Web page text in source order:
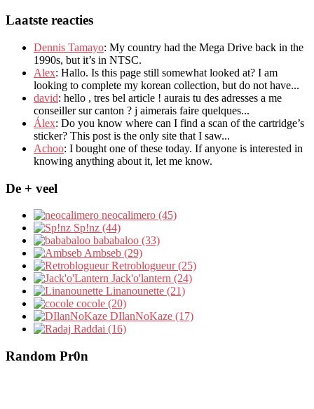
Laatste reacties
Dennis Tamayo: My country had the Mega Drive back in the
1990s, but it’s in NTSC.
Alex: Hallo. Is this page still somewhat looked at? I am
looking to complete my korean collection, but do not have...
david: hello , tres bel article ! aurais tu des adresses a me
conseiller sur canton ? j aimerais faire quelques...
Álex: Do you know where can I find a scan of the cartridge’s
sticker? This post is the only site that I saw...
Achoo: I bought one of these today. If anyone is interested in
knowing anything about it, let me know.
De + veel
neocalimero (45)
Sp!nz (44)
bababaloo (33)
Ambseb (29)
Retroblogueur (25)
Jack'o'lantern (24)
Linanounette (21)
cocole (20)
DIlanNoKaze (17)
Raddai (16)
Random Pr0n